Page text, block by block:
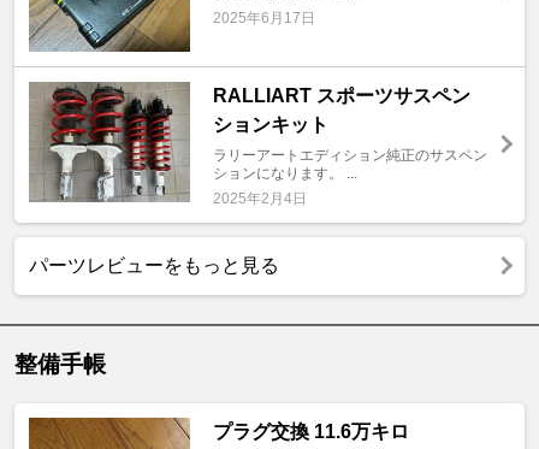
2025年6月17日
RALLIART スポーツサスペン
ションキット
ラリーアートエディション純正のサスペン
ションになります。 ...
2025年2月4日
パーツレビューをもっと見る
整備手帳
プラグ交換 11.6万キロ